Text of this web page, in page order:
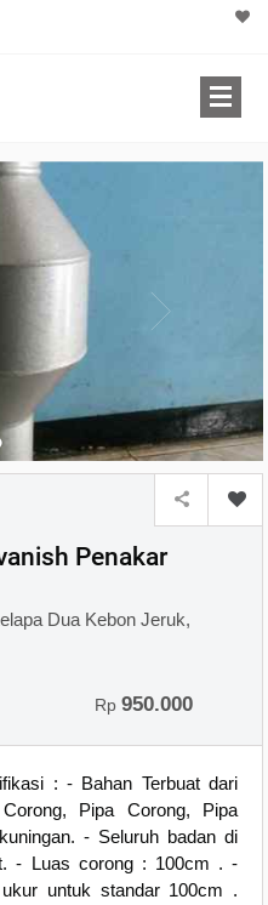
Penakar
Dua Kebon Jeruk,
Rp950.000
: - Bahan Terbuat dari
Pipa Corong, Pipa
- Seluruh badan di
- Luas corong : 100cm . -
untuk standar 100cm .